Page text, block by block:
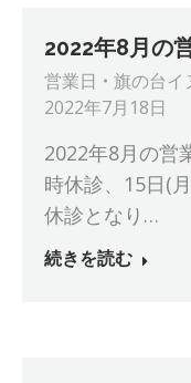
2022年8月の
営業日 旗の台イ
2022年7月18日
2022年8月の営
時休診、15日(
休診となり…
続きを読む